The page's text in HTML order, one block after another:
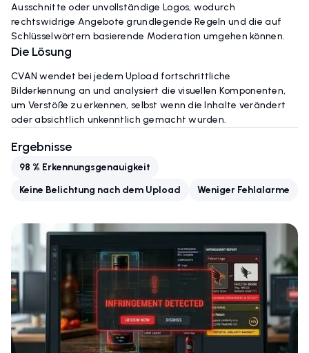
Ausschnitte oder unvollständige Logos, wodurch
rechtswidrige Angebote grundlegende Regeln und die auf
Schlüsselwörtern basierende Moderation umgehen können.
Die Lösung
CVAN wendet bei jedem Upload fortschrittliche
Bilderkennung an und analysiert die visuellen Komponenten,
um Verstöße zu erkennen, selbst wenn die Inhalte verändert
oder absichtlich unkenntlich gemacht wurden.
Ergebnisse
98 % Erkennungsgenauigkeit
Keine Belichtung nach dem Upload
Weniger Fehlalarme